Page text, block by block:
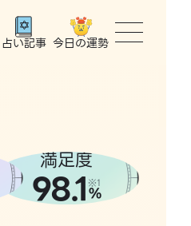
占い記事 今日の運勢
満足度
98.1 ※1
%